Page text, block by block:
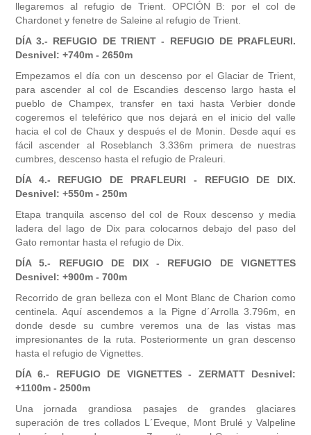
llegaremos al refugio de Trient. OPCIÓN B: por el col de
Chardonet y fenetre de Saleine al refugio de Trient.
DÍA 3.- REFUGIO DE TRIENT - REFUGIO DE PRAFLEURI.
Desnivel: +740m - 2650m
Empezamos el día con un descenso por el Glaciar de Trient,
para ascender al col de Escandies descenso largo hasta el
pueblo de Champex, transfer en taxi hasta Verbier donde
cogeremos el teleférico que nos dejará en el inicio del valle
hacia el col de Chaux y después el de Monin. Desde aquí es
fácil ascender al Roseblanch 3.336m primera de nuestras
cumbres, descenso hasta el refugio de Praleuri.
DÍA 4.- REFUGIO DE PRAFLEURI - REFUGIO DE DIX.
Desnivel: +550m - 250m
Etapa tranquila ascenso del col de Roux descenso y media
ladera del lago de Dix para colocarnos debajo del paso del
Gato remontar hasta el refugio de Dix.
DÍA 5.- REFUGIO DE DIX - REFUGIO DE VIGNETTES
Desnivel: +900m - 700m
Recorrido de gran belleza con el Mont Blanc de Charion como
centinela. Aquí ascendemos a la Pigne d´Arrolla 3.796m, en
donde desde su cumbre veremos una de las vistas mas
impresionantes de la ruta. Posteriormente un gran descenso
hasta el refugio de Vignettes.
DÍA 6.- REFUGIO DE VIGNETTES - ZERMATT Desnivel:
+1100m - 2500m
Una jornada grandiosa pasajes de grandes glaciares
superación de tres collados L´Eveque, Mont Brulé y Valpeline